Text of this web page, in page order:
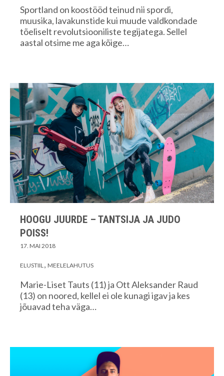
Sportland on koostööd teinud nii spordi,
muusika, lavakunstide kui muude valdkondade
tõeliselt revolutsiooniliste tegijatega. Sellel
aastal otsime me aga kõige…
HOOGU JUURDE – TANTSIJA JA JUDO
POISS!
17. MAI 2018
ELUSTIIL MEELELAHUTUS
Marie-Liset Tauts (11) ja Ott Aleksander Raud
(13) on noored, kellel ei ole kunagi igav ja kes
jõuavad teha väga…